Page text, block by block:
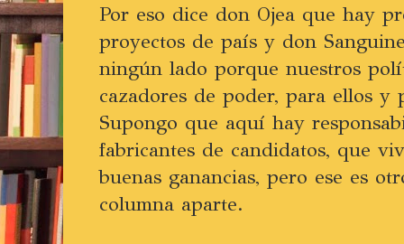
Por eso dice don Ojea que hay
proyectos de país y don
ningún lado porque nuestros
cazadores de poder, para ellos y
Supongo que aquí hay
fabricantes de candidatos, que
buenas ganancias, pero ese es
columna aparte.